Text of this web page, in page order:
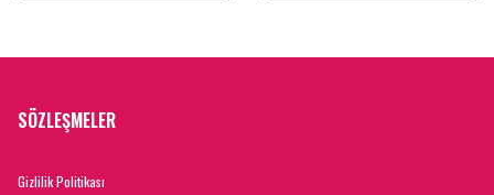
SÖZLEŞMELER
Gizlilik Politikası